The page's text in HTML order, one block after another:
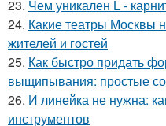
23. Чем уникален L -
24. Какие театры Москвы
жителей и гостей
25. Как быстро придать
выщипывания: простые
26. И линейка не нужна:
инструментов